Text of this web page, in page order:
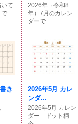
いて
で
2026年（令和8
年）7月のカレン
ダーで...
き
2026年5月 カレ
ンダ...
2026年5月 カレン
ダー ドット柄